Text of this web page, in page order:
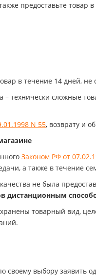
предоставьте товар
в течение 14 дней, не
сложные
N 55, возврату и
Законом РФ от
а также в течение
не была
дистанционным
товарный вид,
выбору заявить